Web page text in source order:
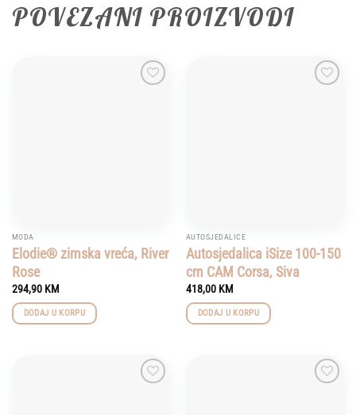
POVEZANI PROIZVODI
MODA
Elodie® zimska vreća, River
Rose
294,90 KM
DODAJ U KORPU
AUTOSJEDALICE
Autosjedalica iSize 100-150
cm CAM Corsa, Siva
418,00 KM
DODAJ U KORPU